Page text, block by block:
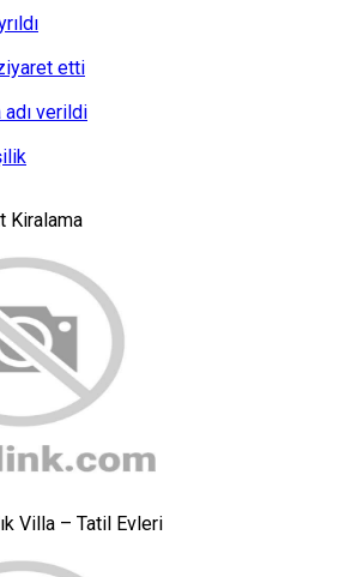
etti
verildi
Kiralama
Villa – Tatil Evleri